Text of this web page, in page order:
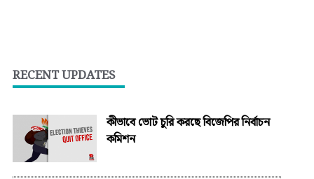
RECENT UPDATES
কীভাবে ভোট চুরি করছে বিজেপির নির্বাচন
কমিশন